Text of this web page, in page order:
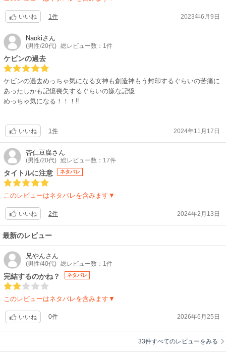
いいね 1件 2023年6月9日
Naokiさん
(男性/20代) 総レビュー数：1件
ケビンの過去
ケビンの過去めっちゃ気になる女神も創造神もう封印するぐらいの苦痛に
あったしかも記憶喪失するぐらいの嫌な記憶
めっちゃ気になる！！！‼
いいね 1件 2024年11月17日
杏仁豆腐さん
(男性/20代) 総レビュー数：17件
タイトルに注意 ネタバレ
このレビューはネタバレを含みます▼
いいね 2件 2024年2月13日
最新のレビュー
兄やんさん
(男性/40代) 総レビュー数：1件
完結するのかね？ ネタバレ
このレビューはネタバレを含みます▼
いいね 0件 2026年6月25日
33件すべてのレビューをみる